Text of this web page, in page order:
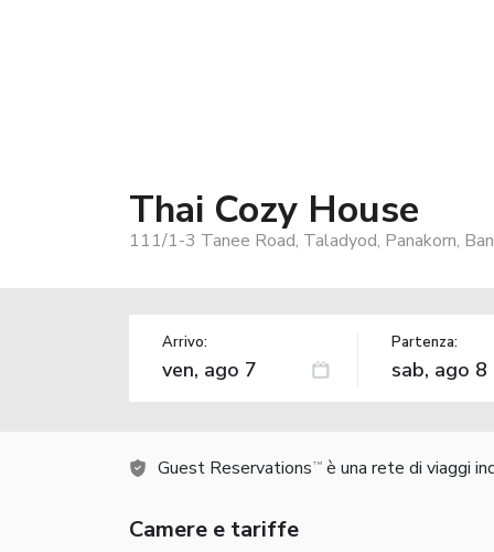
Thai Cozy House
111/1-3 Tanee Road, Taladyod, Panakorn,
Arrivo: Partenza:
Guest Reservations TM è una rete di viaggi
Camere e tariffe